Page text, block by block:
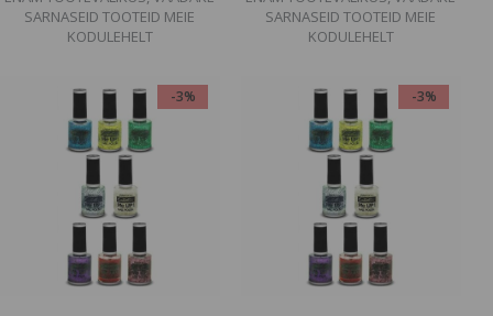
SARNASEID TOOTEID MEIE
KODULEHELT
SARNASEID TOOTEID MEIE
KODULEHELT
-3% -3%